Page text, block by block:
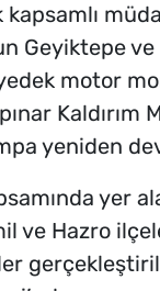
kapsamlı
Geyiktepe ve
motor
Kaldırım
yeniden
yer
ve Hazro